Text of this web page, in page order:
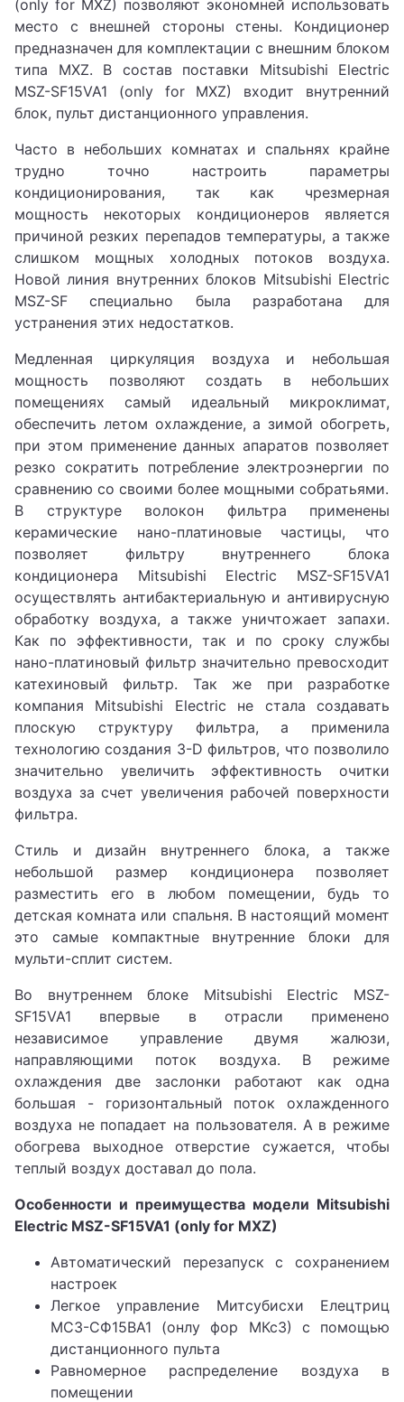
(only for MXZ) позволяют экономней использовать
место с внешней стороны стены. Кондиционер
предназначен для комплектации с внешним блоком
типа MXZ. В состав поставки Mitsubishi Electric
MSZ-SF15VA1 (only for MXZ) входит внутренний
блок, пульт дистанционного управления.
Часто в небольших комнатах и спальнях крайне
трудно точно настроить параметры
кондиционирования, так как чрезмерная
мощность некоторых кондиционеров является
причиной резких перепадов температуры, а также
слишком мощных холодных потоков воздуха.
Новой линия внутренних блоков Mitsubishi Electric
MSZ-SF специально была разработана для
устранения этих недостатков.
Медленная циркуляция воздуха и небольшая
мощность позволяют создать в небольших
помещениях самый идеальный микроклимат,
обеспечить летом охлаждение, а зимой обогреть,
при этом применение данных апаратов позволяет
резко сократить потребление электроэнергии по
сравнению со своими более мощными собратьями.
В структуре волокон фильтра применены
керамические нано-платиновые частицы, что
позволяет фильтру внутреннего блока
кондиционера Mitsubishi Electric MSZ-SF15VA1
осуществлять антибактериальную и антивирусную
обработку воздуха, а также уничтожает запахи.
Как по эффективности, так и по сроку службы
нано-платиновый фильтр значительно превосходит
катехиновый фильтр. Так же при разработке
компания Mitsubishi Electric не стала создавать
плоскую структуру фильтра, а применила
технологию создания 3-D фильтров, что позволило
значительно увеличить эффективность очитки
воздуха за счет увеличения рабочей поверхности
фильтра.
Стиль и дизайн внутреннего блока, а также
небольшой размер кондиционера позволяет
разместить его в любом помещении, будь то
детская комната или спальня. В настоящий момент
это самые компактные внутренние блоки для
мульти-сплит систем.
Во внутреннем блоке Mitsubishi Electric MSZ-
SF15VA1 впервые в отрасли применено
независимое управление двумя жалюзи,
направляющими поток воздуха. В режиме
охлаждения две заслонки работают как одна
большая - горизонтальный поток охлажденного
воздуха не попадает на пользователя. А в режиме
обогрева выходное отверстие сужается, чтобы
теплый воздух доставал до пола.
Особенности и преимущества модели Mitsubishi
Electric MSZ-SF15VA1 (only for MXZ)
Автоматический перезапуск с сохранением
настроек
Легкое управление Митсубисхи Елецтриц
МСЗ-СФ15ВА1 (онлу фор МКсЗ) с помощью
дистанционного пульта
Равномерное распределение воздуха в
помещении